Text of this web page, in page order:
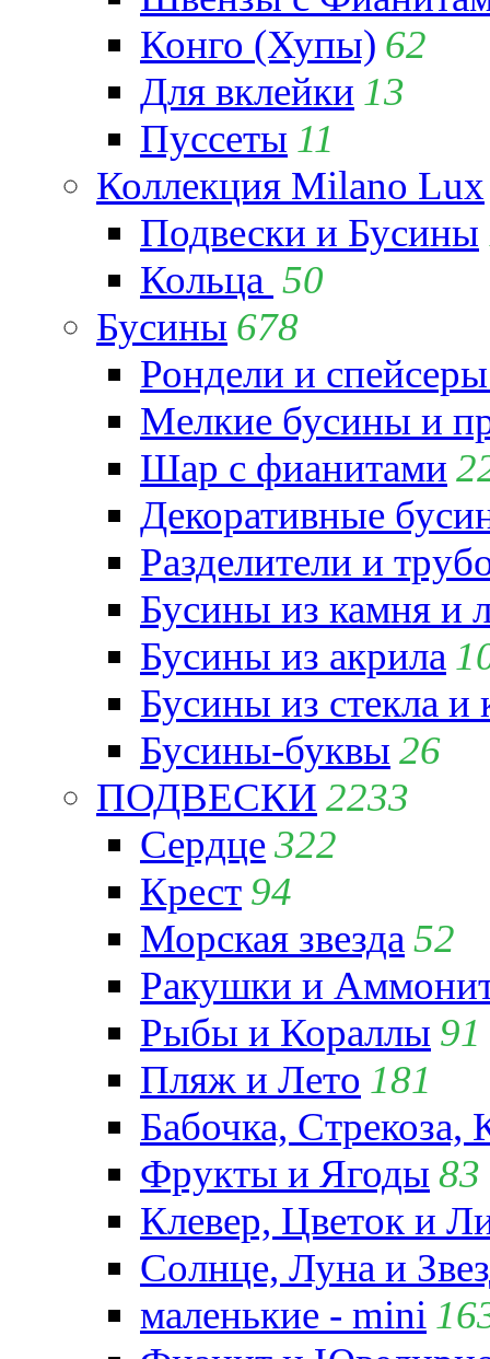
Конго (Хупы) 62
Для вклейки 13
Пуссеты 11
Коллекция Milano Lux
Подвески и Бусины
Кольца 50
Бусины 678
Рондели и
Мелкие бусины и
Шар с фианитами
Декоративные
Разделители и
Бусины из камня и
Бусины из акрила
Бусины из стекла и
Бусины-буквы 26
ПОДВЕСКИ 2233
Сердце322
Крест 94
Морская звезда 52
Ракушки и
Рыбы и Кораллы 91
Пляж и Лето 181
Бабочка,
Фрукты и Ягоды 83
Клевер, Цветок и
Солнце, Луна и
маленькие - mini